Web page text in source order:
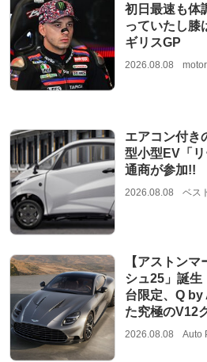
初日最速も体
っていたし膝
ギリスGP
2026.08.08
エアコン付き
型小型EV「
通商が参加!!
2026.08.08 ベス
【アストン
シュ25」誕
台限定、Q
た究極のV12
2026.08.08 Auto